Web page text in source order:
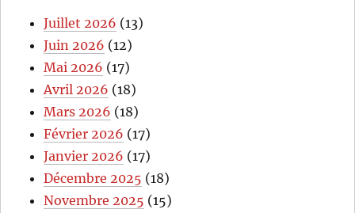
Juillet 2026 (13)
Juin 2026 (12)
Mai 2026 (17)
Avril 2026 (18)
Mars 2026 (18)
Février 2026 (17)
Janvier 2026 (17)
Décembre 2025 (18)
Novembre 2025 (15)